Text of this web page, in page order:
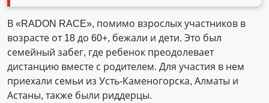
В «RADON RACE», помимо взрослых участников в
возрасте от 18 до 60+, бежали и дети. Это был
семейный забег, где ребенок преодолевает
дистанцию вместе с родителем. Для участия в нем
приехали семьи из Усть-Каменогорска, Алматы и
Астаны, также были риддерцы.